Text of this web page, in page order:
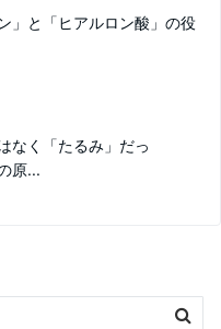
」と「ヒアルロン酸」の役
なく「たるみ」だっ
原...